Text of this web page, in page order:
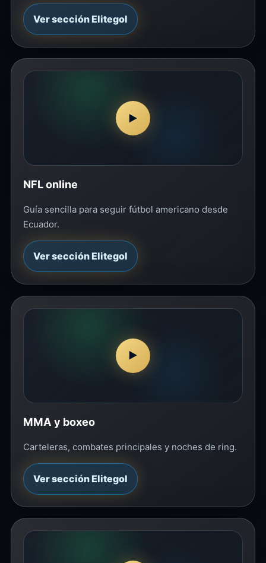
Ver sección Elitegol
▶
NFL online
Guía sencilla para seguir fútbol americano desde
Ecuador.
Ver sección Elitegol
▶
MMA y boxeo
Carteleras, combates principales y noches de ring.
Ver sección Elitegol